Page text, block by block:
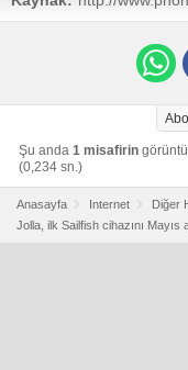
announce-
Şu anda 1 misafirin
(0,234 sn.)
Anasayfa Internet
Diğer
Jolla, ilk Sailfish cihazını Mayıs